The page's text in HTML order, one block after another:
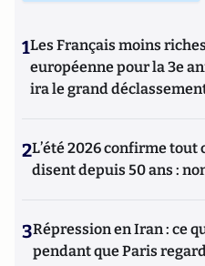
1Les Français moins
européenne pour la 3e
ira le grand
2L’été 2026 confirme tout
disent depuis 50 ans :
3Répression en Iran : ce
pendant que Paris